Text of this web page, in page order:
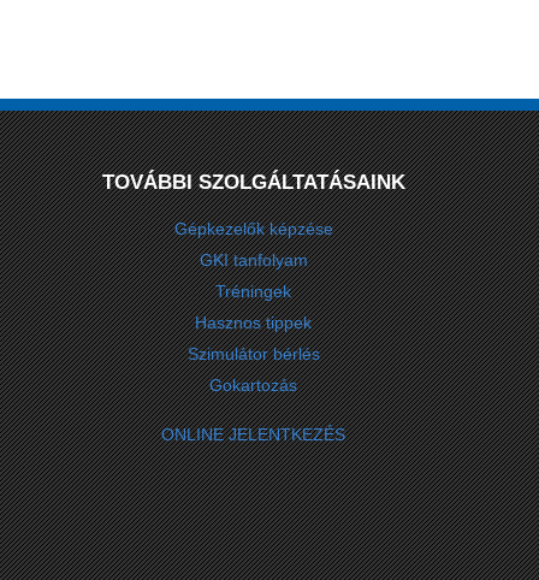
TOVÁBBI SZOLGÁLTATÁSAINK
Gépkezelők képzése
GKI tanfolyam
Tréningek
Hasznos tippek
Szimulátor bérlés
Gokartozás
ONLINE JELENTKEZÉS